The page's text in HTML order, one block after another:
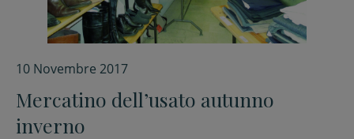
10 Novembre 2017
Mercatino dell’usato autunno
inverno